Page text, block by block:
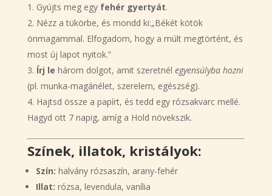
Gyújts meg egy fehér gyertyát.
Nézz a tükörbe, és mondd ki:„Békét kötök
önmagammal. Elfogadom, hogy a múlt megtörtént, és
most új lapot nyitok.”
Írj le három dolgot, amit szeretnél egyensúlyba hozni
(pl. munka-magánélet, szerelem, egészség).
Hajtsd össze a papírt, és tedd egy rózsakvarc mellé.
Hagyd ott 7 napig, amíg a Hold növekszik.
Színek, illatok, kristályok:
Szín: halvány rózsaszín, arany-fehér
Illat: rózsa, levendula, vanília